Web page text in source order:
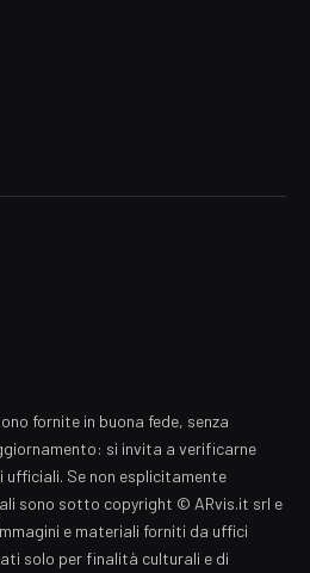
fornite in buona fede, senza
si invita a verificarne
Se non esplicitamente
sono sotto copyright © ARvis.it srl e
e materiali forniti da uffici
solo per finalità culturali e di